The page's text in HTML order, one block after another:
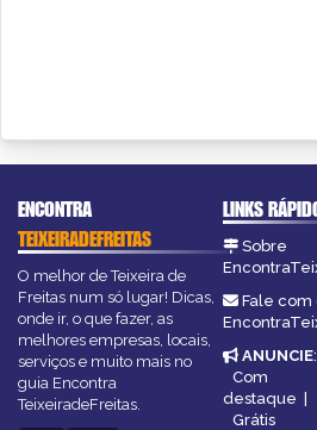
ENCONTRA
TEIXEIRADEFREITAS
O melhor de Teixeira de
Freitas num só lugar! Dicas,
onde ir, o que fazer, as
melhores empresas, locais,
serviços e muito mais no
guia Encontra
TeixeiradeFreitas.
LINKS
Sobre
Fale com
ANUNCIE:
Com
destaque |
Grátis